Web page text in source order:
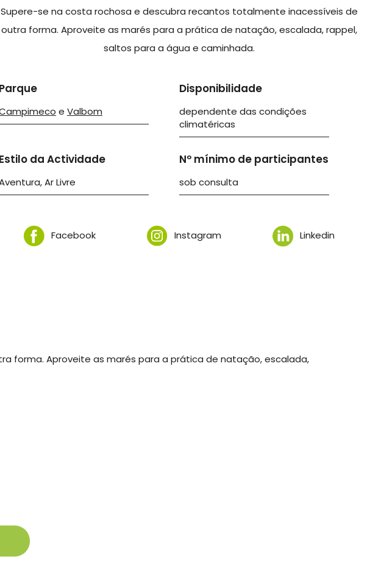
Supere-se na costa rochosa e descubra recantos totalmente inacessíveis de
outra forma. Aproveite as marés para a prática de natação, escalada, rappel,
saltos para a água e caminhada.
Parque
e Valbom
Disponibilidade
dependente das condições
climatéricas
Estilo da Actividade
Ar Livre
Nº mínimo de participantes
sob consulta
Facebook Instagram Linkedin
forma. Aproveite as marés para a prática de natação, escalada,